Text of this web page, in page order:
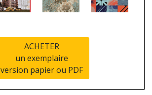
ACHETER
un exemplaire
version papier ou PDF